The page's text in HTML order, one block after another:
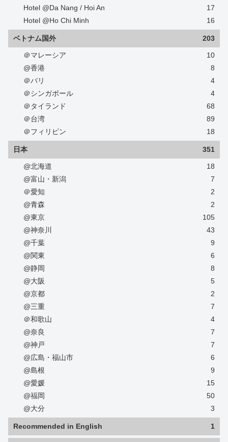
Hotel @Da Nang / Hoi An
17
Hotel @Ho Chi Minh
16
ベトナム国外 203
＠マレーシア
10
@香港
8
＠バリ
4
＠シンガポール
4
＠タイランド
68
＠台湾
89
＠フィリピン
18
日本 351
@北海道
18
@富山・新潟
7
＠愛知
2
@青森
2
@東京
105
@神奈川
43
@千葉
9
@関東
6
@静岡
8
@大阪
5
@京都
2
@三重
7
＠和歌山
4
@奈良
7
@神戸
7
@広島・福山市
6
@島根
9
@愛媛
15
@福岡
50
@大分
3
Recommended in English 1